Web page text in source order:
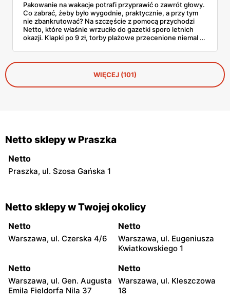
Pakowanie na wakacje potrafi przyprawić o zawrót głowy.
Co zabrać, żeby było wygodnie, praktycznie, a przy tym
nie zbankrutować? Na szczęście z pomocą przychodzi
Netto, które właśnie wrzuciło do gazetki sporo letnich
okazji. Klapki po 9 zł, torby plażowe przecenione niemal o
wszystko, co warto mieć w walizce, czeka w
promocyjnych cenach. I to jeszcze przed sezonem
urlopowym! Sprawdziliśmy, co konkretnie opłaca się teraz
wrzucić do koszyka i zabrać ze sobą na piasek, fale i…
gofry z budki.
WIĘCEJ (101)
Netto sklepy w Praszka
Netto
Praszka, ul. Szosa Gańska 1
Netto sklepy w Twojej okolicy
Netto
Warszawa, ul. Czerska 4/6
Netto
Warszawa, ul. Eugeniusza
Kwiatkowskiego 1
Netto
Warszawa, ul. Gen. Augusta
Emila Fieldorfa Nila 37
Netto
Warszawa, ul. Kleszczowa
18